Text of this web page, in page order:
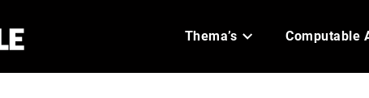
Thema’s Computable